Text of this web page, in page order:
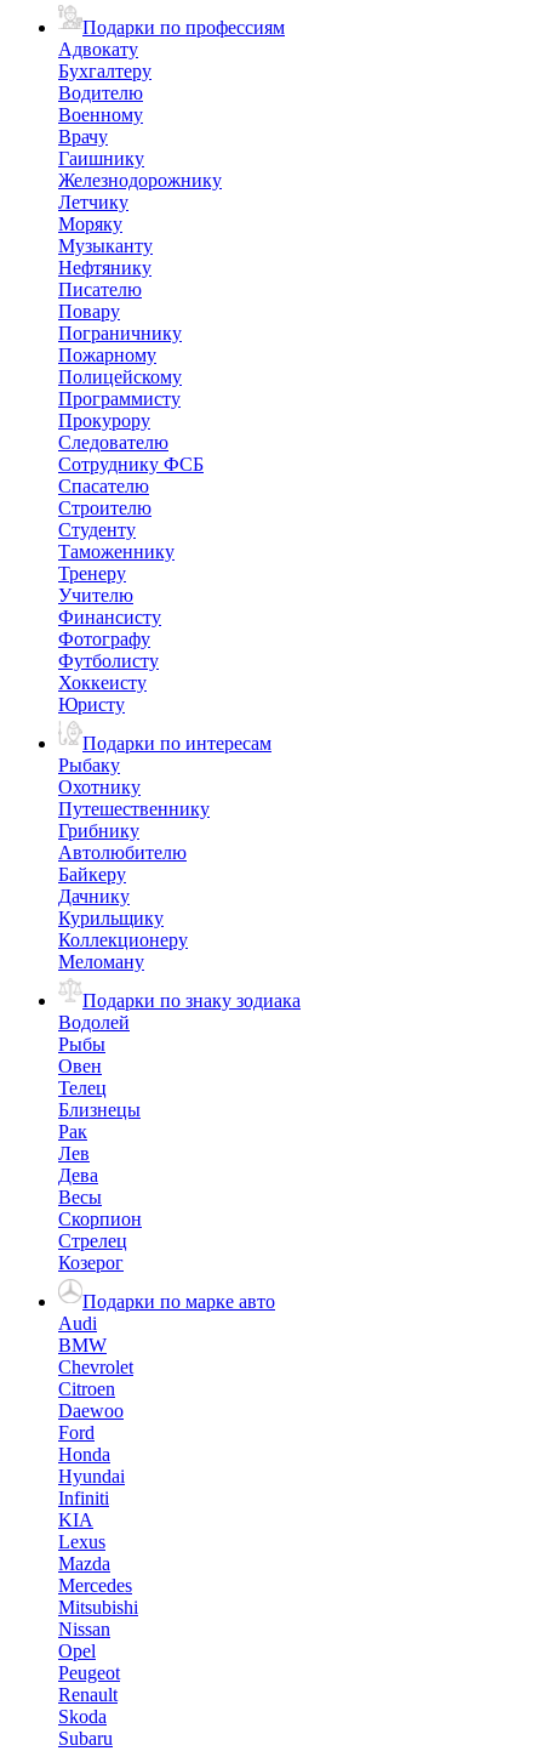
Подарки по профессиям
Адвокату
Бухгалтеру
Водителю
Военному
Врачу
Гаишнику
Железнодорожнику
Летчику
Моряку
Музыканту
Нефтянику
Писателю
Повару
Пограничнику
Пожарному
Полицейскому
Программисту
Прокурору
Следователю
Сотруднику ФСБ
Спасателю
Строителю
Студенту
Таможеннику
Тренеру
Учителю
Финансисту
Фотографу
Футболисту
Хоккеисту
Юристу
Подарки по интересам
Рыбаку
Охотнику
Путешественнику
Грибнику
Автолюбителю
Байкеру
Дачнику
Курильщику
Коллекционеру
Меломану
Подарки по знаку зодиака
Водолей
Рыбы
Овен
Телец
Близнецы
Рак
Лев
Дева
Весы
Скорпион
Стрелец
Козерог
Подарки по марке авто
Audi
BMW
Chevrolet
Citroen
Daewoo
Ford
Honda
Hyundai
Infiniti
KIA
Lexus
Mazda
Mercedes
Mitsubishi
Nissan
Opel
Peugeot
Renault
Skoda
Subaru